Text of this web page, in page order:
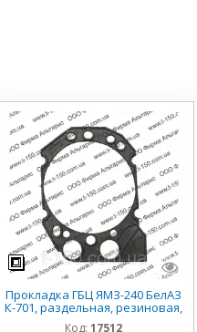
Прокладка ГБЦ ЯМЗ-240 БелАЗ
К-701, раздельная, резиновая,
240-1003213
Код: 17512